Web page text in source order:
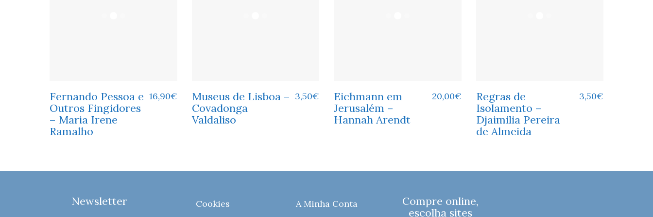
Fernando Pessoa e
Outros Fingidores
– Maria Irene
Ramalho
16,90€
Museus de Lisboa –
Covadonga
Valdaliso
3,50€
Eichmann em
Jerusalém –
Hannah Arendt
20,00€
Regras de
Isolamento –
Djaimilia Pereira
de Almeida
3,50€
Newsletter
Cookies
A Minha Conta
Compre online,
escolha sites